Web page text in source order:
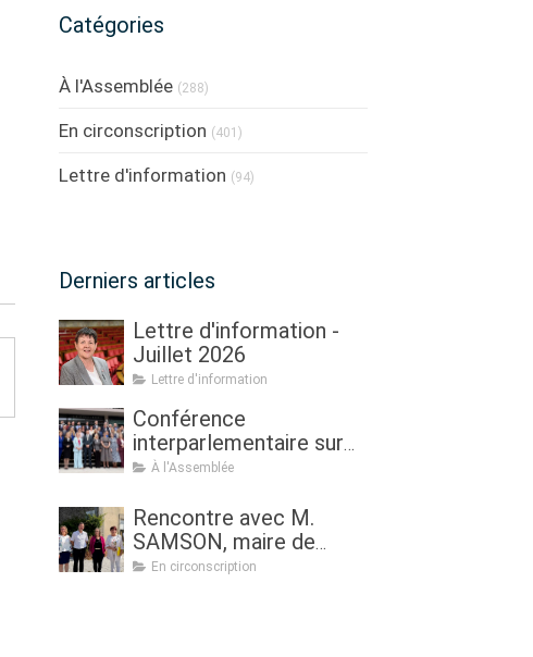
Catégories
À l'Assemblée (288)
En circonscription (401)
Lettre d'information (94)
Derniers articles
Lettre d'information -
Juillet 2026
Lettre d'information
Conférence
interparlementaire sur
l’agriculture à Dublin : «
l'agriculture, de la
politique à la pratique.
Renouveau
À l'Assemblée
Rencontre avec M.
SAMSON, maire de
Sulniac
En circonscription